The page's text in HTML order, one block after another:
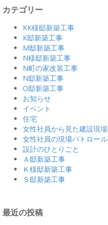
カテゴリー
KK様邸新築工事
K邸新築工事
M邸新築工事
N様邸新築工事
N町の家改装工事
N邸新築工事
O邸新築工事
お知らせ
イベント
住宅
女性社員から見た建設現場
女性社員の現場パトロール
設計のひとりごと
Ａ邸新築工事
Ｋ様邸新築工事
Ｓ邸新築工事
最近の投稿